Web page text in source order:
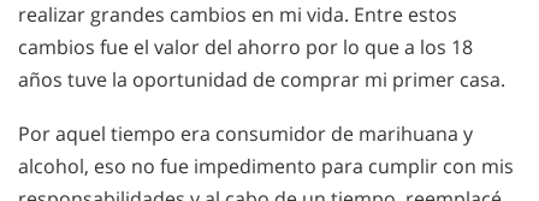
realizar grandes cambios en mi vida. Entre estos
cambios fue el valor del ahorro por lo que a los 18
años tuve la oportunidad de comprar mi primer casa.
Por aquel tiempo era consumidor de marihuana y
alcohol, eso no fue impedimento para cumplir con mis